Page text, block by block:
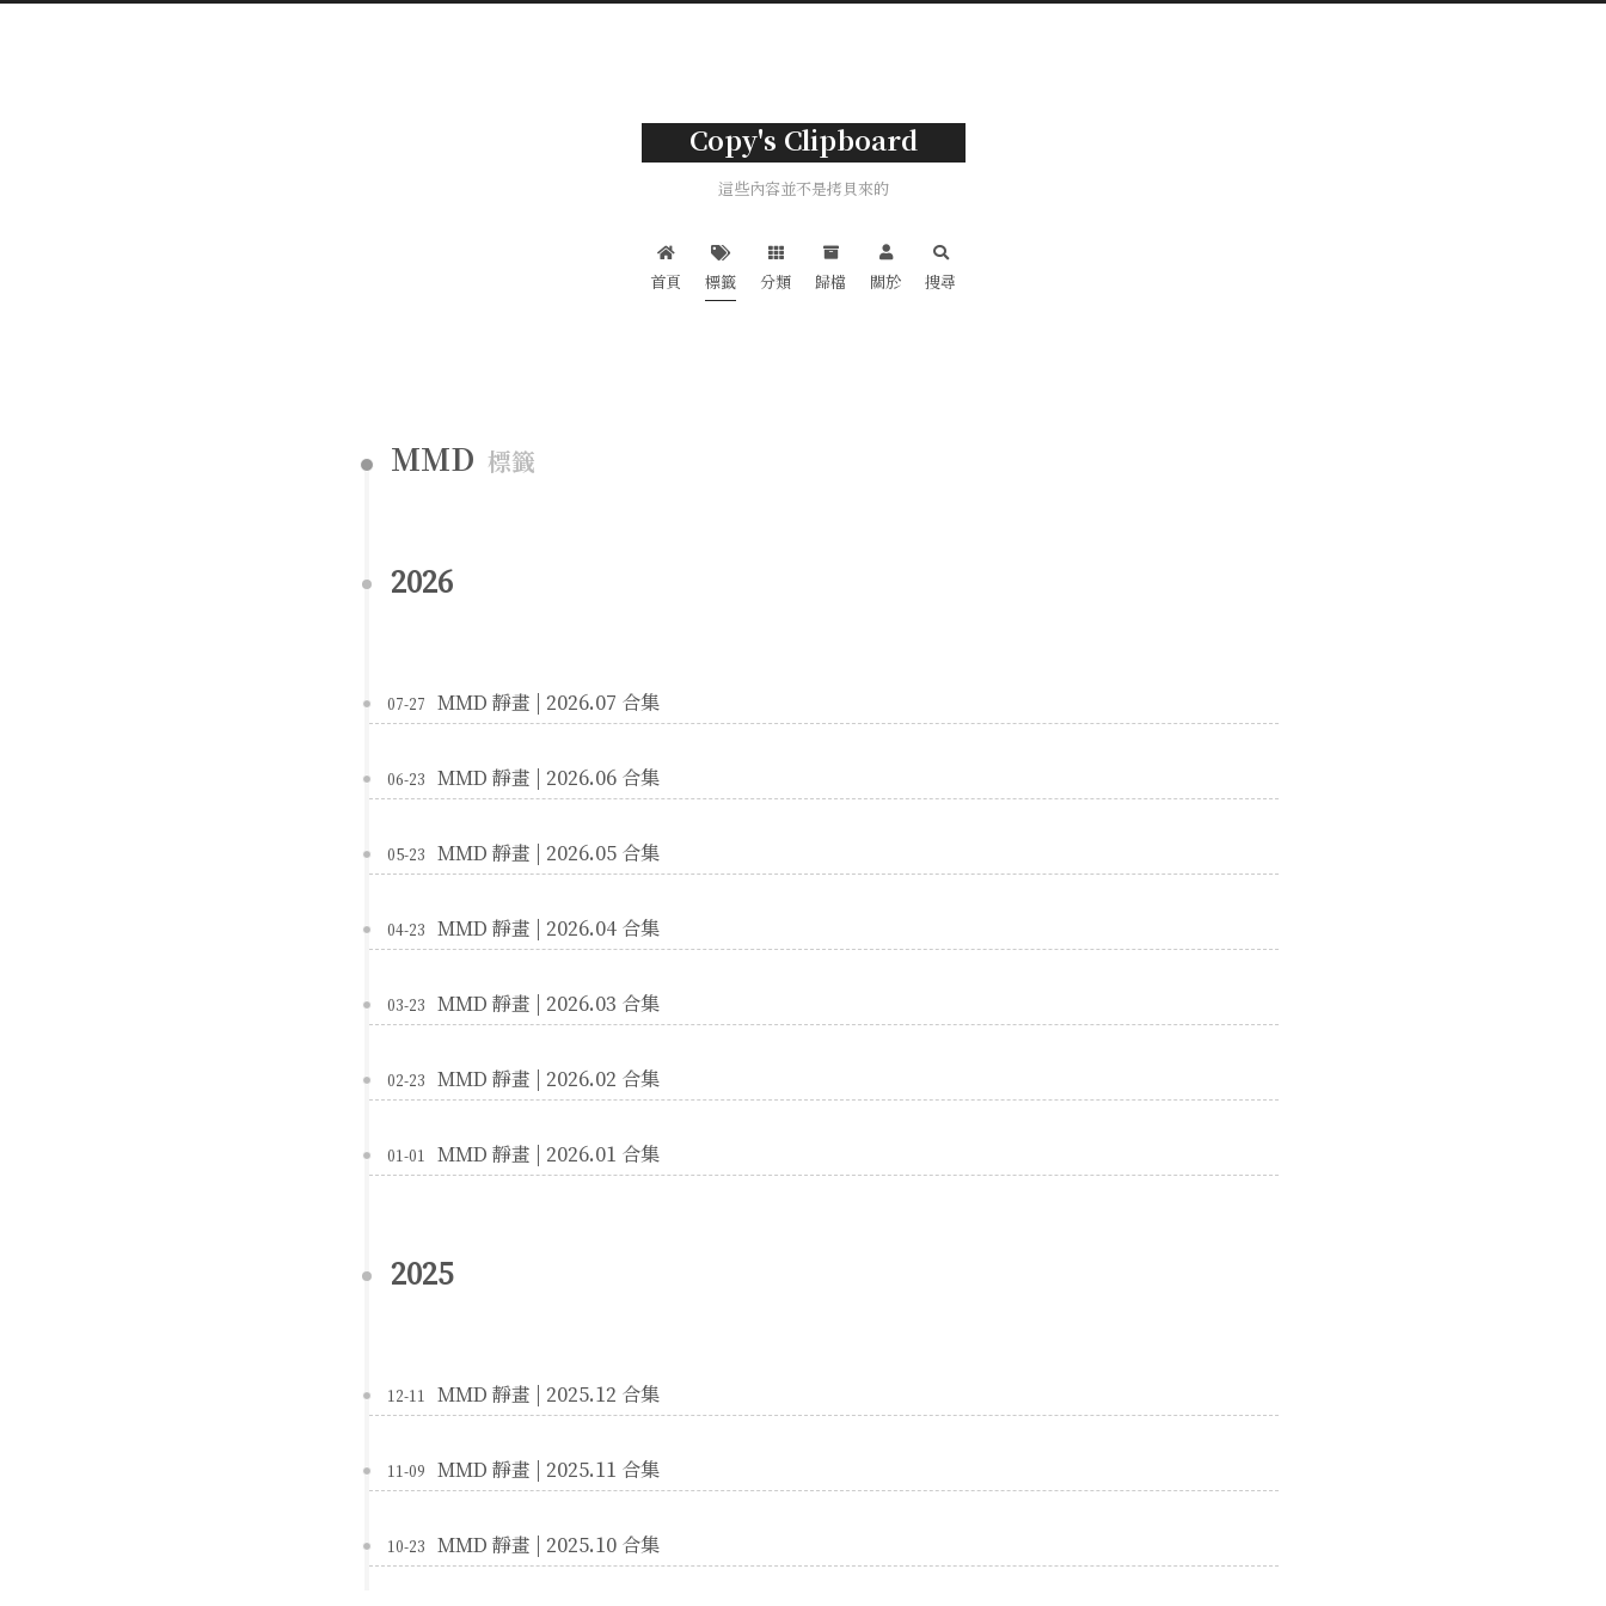
Copy's Clipboard
這些內容並不是拷貝來的
首頁 標籤 分類 歸檔 關於 搜尋
MMD 標籤
2026
07-27 MMD 靜畫 | 2026.07 合集
06-23 MMD 靜畫 | 2026.06 合集
05-23 MMD 靜畫 | 2026.05 合集
04-23 MMD 靜畫 | 2026.04 合集
03-23 MMD 靜畫 | 2026.03 合集
02-23 MMD 靜畫 | 2026.02 合集
01-01 MMD 靜畫 | 2026.01 合集
2025
12-11 MMD 靜畫 | 2025.12 合集
11-09 MMD 靜畫 | 2025.11 合集
10-23 MMD 靜畫 | 2025.10 合集